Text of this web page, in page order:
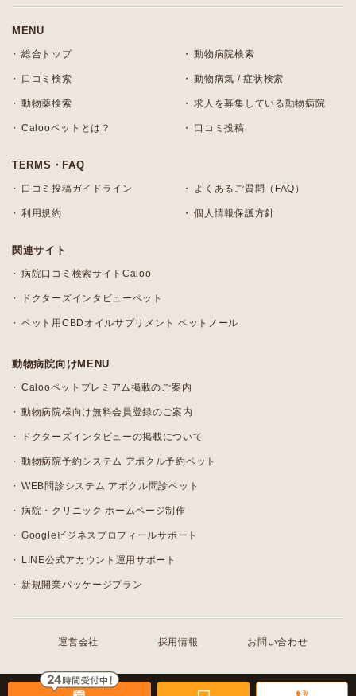
MENU
総合トップ 動物病院検索
口コミ検索 動物病気 / 症状検索
動物薬検索 求人を募集している動物病院
Calooペットとは？ 口コミ投稿
TERMS・FAQ
口コミ投稿ガイドライン よくあるご質問（FAQ）
利用規約 個人情報保護方針
関連サイト
病院口コミ検索サイトCaloo
ドクターズインタビューペット
ペット用CBDオイルサプリメント ペットノール
動物病院向けMENU
Calooペットプレミアム掲載のご案内
動物病院様向け無料会員登録のご案内
ドクターズインタビューの掲載について
動物病院予約システム アポクル予約ペット
WEB問診システム アポクル問診ペット
病院・クリニック ホームページ制作
Googleビジネスプロフィールサポート
LINE公式アカウント運用サポート
新規開業パッケージプラン
運営会社 採用情報 お問い合わせ